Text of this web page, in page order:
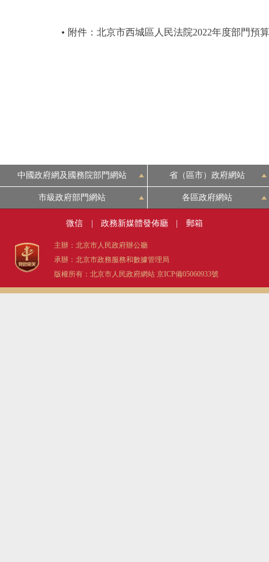
附件：北京市西城區人民法院2022年度部門預
中國政府網及國務院部門網站 省（區市）政府網站
市級政府部門網站 各區政府網站
微信 政務新媒體發佈廳 郵箱
主辦：北京市人民政府辦公廳
承辦：北京市政務服務和數據管理局
版權所有：北京市人民政府網站 京ICP備05060933號